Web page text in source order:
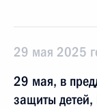
29 мая 2025
29 мая, в
защиты детей,